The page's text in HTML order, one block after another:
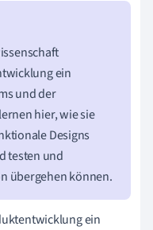
ein
und der
hier, wie sie
Designs
testen und
übergehen können.
ein